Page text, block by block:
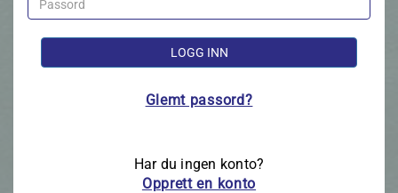
LOGG INN
Glemt passord?
Har du ingen konto?
Opprett en konto